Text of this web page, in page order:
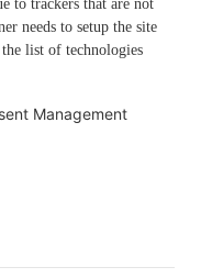
to trackers that are not
needs to setup the site
list of technologies
Management